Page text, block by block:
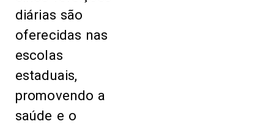
diárias são
oferecidas nas
escolas
estaduais,
promovendo a
saúde e o